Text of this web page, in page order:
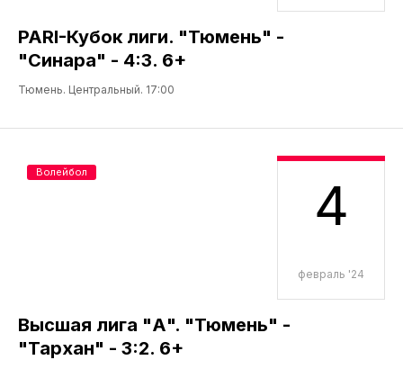
PARI-Кубок лиги. "Тюмень" -
"Синара" - 4:3. 6+
Тюмень. Центральный. 17:00
4
февраль '24
Высшая лига "А". "Тюмень" -
"Тархан" - 3:2. 6+
Волейбол